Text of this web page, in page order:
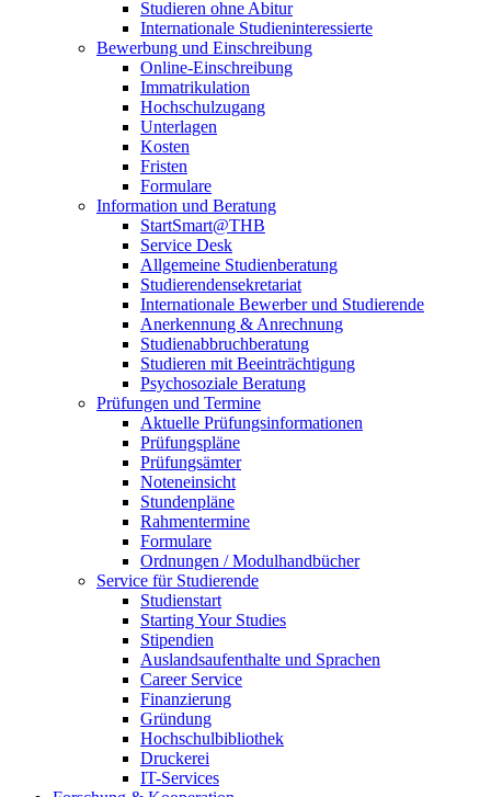
Studieren ohne Abitur
Internationale Studieninteressierte
Bewerbung und Einschreibung
Online-Einschreibung
Immatrikulation
Hochschulzugang
Unterlagen
Kosten
Fristen
Formulare
Information und Beratung
StartSmart@THB
Service Desk
Allgemeine Studienberatung
Studierendensekretariat
Internationale Bewerber und Studierende
Anerkennung & Anrechnung
Studienabbruchberatung
Studieren mit Beeinträchtigung
Psychosoziale Beratung
Prüfungen und Termine
Aktuelle Prüfungsinformationen
Prüfungspläne
Prüfungsämter
Noteneinsicht
Stundenpläne
Rahmentermine
Formulare
Ordnungen / Modulhandbücher
Service für Studierende
Studienstart
Starting Your Studies
Stipendien
Auslandsaufenthalte und Sprachen
Career Service
Finanzierung
Gründung
Hochschulbibliothek
Druckerei
IT-Services